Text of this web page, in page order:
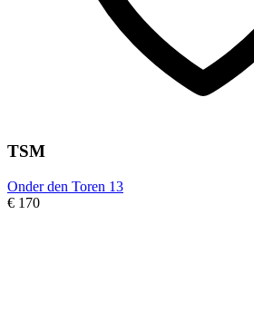
TSM
Onder den Toren 13
€ 170